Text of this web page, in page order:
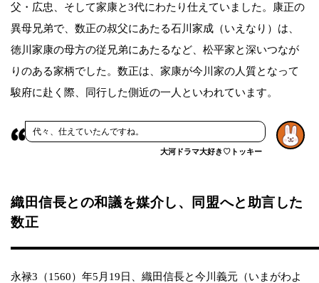
父・広忠、そして家康と3代にわたり仕えていました。康正の
異母兄弟で、数正の叔父にあたる石川家成（いえなり）は、
徳川家康の母方の従兄弟にあたるなど、松平家と深いつなが
りのある家柄でした。数正は、家康が今川家の人質となって
駿府に赴く際、同行した側近の一人といわれています。
代々、仕えていたんですね。
大河ドラマ大好き♡トッキー
織田信長との和議を媒介し、同盟へと助言した
数正
永禄3（1560）年5月19日、織田信長と今川義元（いまがわよ